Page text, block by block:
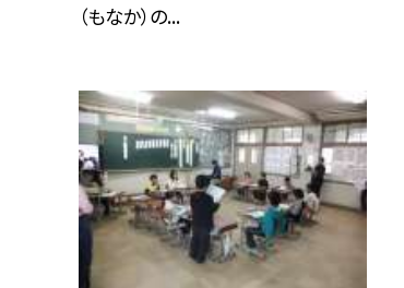
（もなか）の...